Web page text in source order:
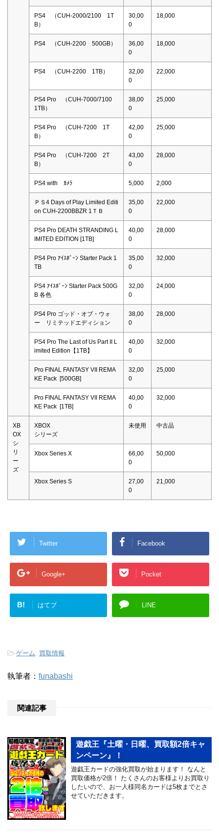
PS4 （CUH-2000/2100 1T
B）
30,00
0
18,000
PS4 （CUH-2200 500GB）
36,00
0
18,000
PS4 （CUH-2200 1TB）
32,00
0
22,000
PS4 Pro （CUH-7000/7100
1TB）
38,00
0
25,000
PS4 Pro （CUH-7200 1T
B）
42,00
0
25,000
PS4 Pro （CUH-7200 2T
B）
43,00
0
28,000
PS4 with ｶﾒﾗ 5,000 2,000
ＰＳ4 Days of Play Limited Editi
on CUH-2200BBZR 1ＴＢ
35,00
0
22,000
PS4 Pro DEATH STRANDING L
IMITED EDITION [1TB]
40,00
0
28,000
PS4 Pro ｱｲｽﾎﾞｰﾝ Starter Pack 1
TB
35,00
0
32,000
PS4 ｱｲｽﾎﾞｰﾝ Starter Pack 500G
B 各色
32,00
0
24,000
PS4 Pro ゴッド・オブ・ウォ
ー リミテッドエディション
38,00
0
28,000
PS4 Pro The Last of Us Part II L
imited Edition【1TB】
40,00
0
32,000
Pro FINAL FANTASY VII REMA
KE Pack [500GB]
32,00
0
25,000
Pro FINAL FANTASY VII REMA
KE Pack [1TB]
40,00
0
32,000
XB
OX
シ
リ
ー
ズ
XBOX
シリーズ
未使用 中古品
Xbox Series X
66,00
0
50,000
Xbox Series S
27,00
0
21,000
Twitter Facebook
Google+ Pocket
B! はてブ LINE
-ゲーム 買取情報
執筆者： funabashi
関連記事
遊戯王『土曜・日曜、買取額2倍キャ
ンペーン』！
遊戯王カードの強化買取が始まります！ なんと
買取価格が2倍！ たくさんのお客様よりお買取り
したいので、お一人様同名カードは5枚までとさ
せていただきます。